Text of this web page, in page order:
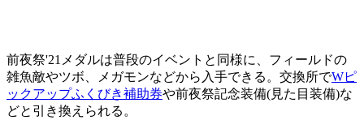
前夜祭'21メダルは普段のイベントと同様に、フィールドの
雑魚敵やツボ、メガモンなどから入手できる。交換所でWピ
ックアップふくびき補助券や前夜祭記念装備(見た目装備)な
どと引き換えられる。